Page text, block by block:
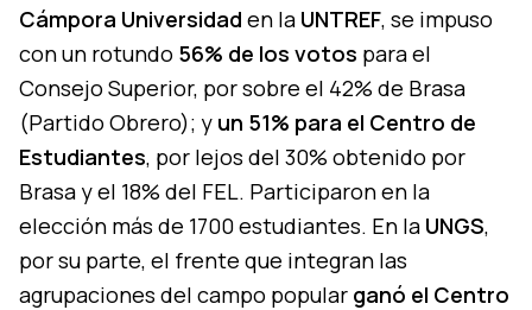
Cámpora Universidad en la UNTREF, se impuso
con un rotundo 56% de los votos para el
Consejo Superior, por sobre el 42% de Brasa
(Partido Obrero); y un 51% para el Centro de
Estudiantes, por lejos del 30% obtenido por
Brasa y el 18% del FEL. Participaron en la
elección más de 1700 estudiantes. En la UNGS,
por su parte, el frente que integran las
agrupaciones del campo popular ganó el Centro